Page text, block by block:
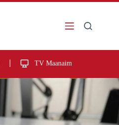
TV Maanaim